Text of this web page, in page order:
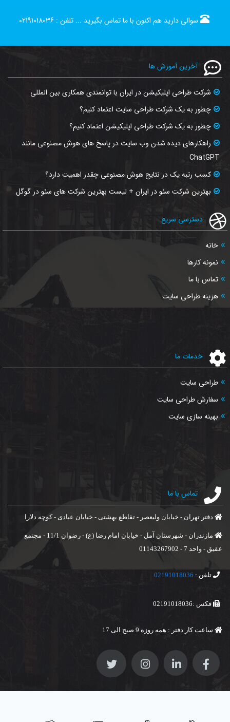
سوالی دارید هم اکنون با ما تماس بگیرید ... تلفن :02191018036
آخرین آموزش ها
شرکت طراحی اپلیکیشن در ایران با توانمندی همکاری بین المللی
چطور به یک شرکت طراحی سایت اعتماد کنیم؟
چطور به یک شرکت طراحی اپلیکیشن اعتماد کنیم؟
راهکارهای دیده شدن وب‌ سایت در پاسخ‌ های هوش مصنوعی مانند
ChatGPT
کسب رتبه یک در نتایج هوش مصنوعی چقدر اهمیت دارد؟
بهترین شرکت سئو در ایران + لیست بهترین شرکت های سئو در گوگل
دسترسی سریع
خانه
نمونه کارها
تماس با ما
هزینه طراحی سایت
خدمات ما
طراحی سایت
سفارش طراحی سایت
بهینه سازی سایت
تماس با ما
دفتر تهران - خیابان ولیعصر - تقاطع بهشتی - خیابان عبادی - کوچه دلارا
مازندران - شهرستان آمل - خیابان امام رضا (ع) - رضوان 11/1 - مجتمع
عقیق - واحد 7 - 01143267902
تلفن :02191018036
فکس :02191018036
ساعت کار دفتر : همه روزه 9 صبح الی 17